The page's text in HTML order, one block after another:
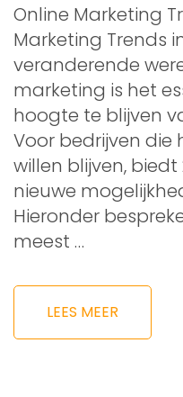
Online Marketing
Marketing Trends
veranderende
marketing is het
hoogte te blijven
Voor bedrijven die
willen blijven,
nieuwe
Hieronder
meest …
LEES MEER